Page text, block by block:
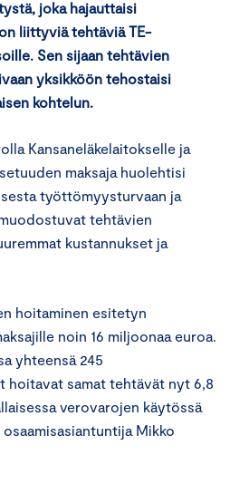
joka hajauttaisi
liittyviä tehtäviä TE-
Sen sijaan tehtävien
yksikköön tehostaisi
kohtelun.
Kansaneläkelaitokselle ja
maksaja huolehtisi
työttömyysturvaan ja
tehtävien
kustannukset ja
hoitaminen esitetyn
noin 16 miljoonaa euroa.
yhteensä 245
samat tehtävät nyt 6,8
verovarojen käytössä
Mikko